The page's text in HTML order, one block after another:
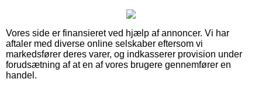
Vores side er finansieret ved hjælp af annoncer. Vi har
aftaler med diverse online selskaber eftersom vi
markedsfører deres varer, og indkasserer provision under
forudsætning af at en af vores brugere gennemfører en
handel.